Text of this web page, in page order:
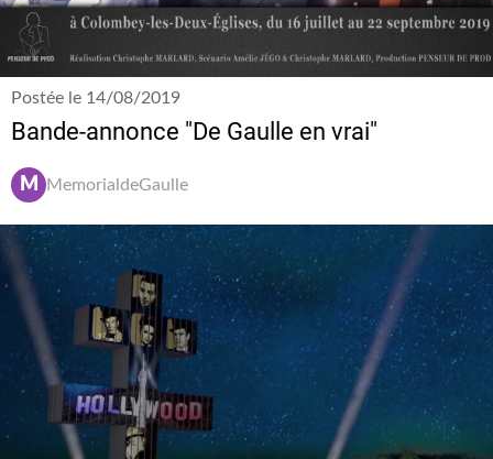
Postée le 14/08/2019
Bande-annonce "De Gaulle en vrai"
M MemorialdeGaulle